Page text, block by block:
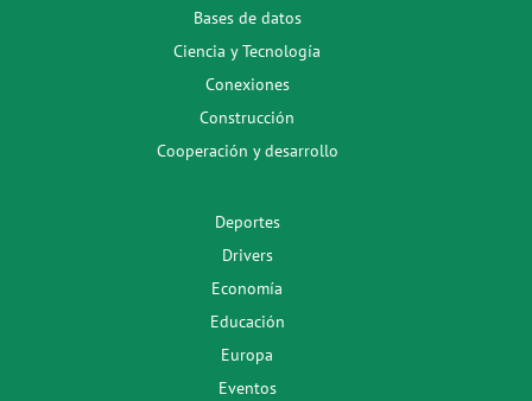
Bases de datos
Ciencia y Tecnología
Conexiones
Construcción
Cooperación y desarrollo
Deportes
Drivers
Economía
Educación
Europa
Eventos